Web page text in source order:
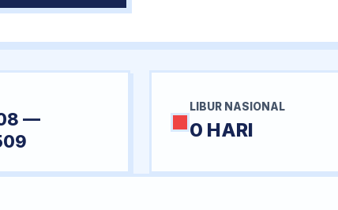
—
LIBUR NASIONAL
0 HARI